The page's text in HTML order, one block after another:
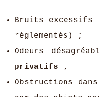
Bruits excessifs
réglementés) ;
Odeurs
privatifs ;
Obstructions